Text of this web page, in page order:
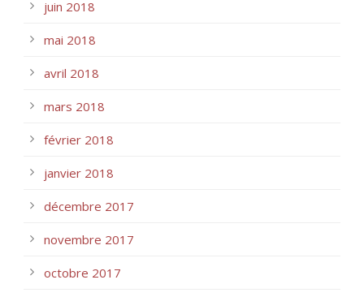
juin 2018
mai 2018
avril 2018
mars 2018
février 2018
janvier 2018
décembre 2017
novembre 2017
octobre 2017